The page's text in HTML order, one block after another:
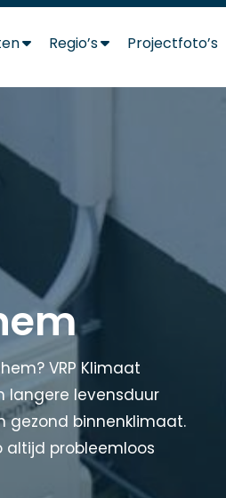
Regio’s Projectfoto’s
VRP Klimaat
langere levensduur
gezond binnenklimaat.
altijd probleemloos